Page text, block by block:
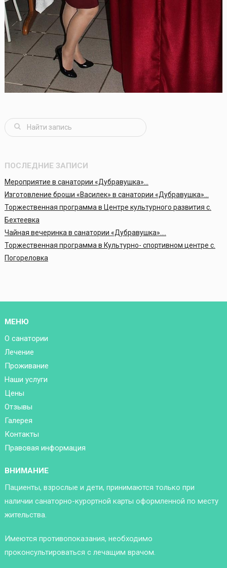
ПОСЛЕДНИЕ ЗАПИСИ
Мероприятие в санатории «Дубравушка»…
Изготовление броши «Василек» в санатории «Дубравушка»…
Торжественная программа в Центре культурного развития с.
Бехтеевка
Чайная вечеринка в санатории «Дубравушка»….
Торжественная программа в Культурно- спортивном центре с.
Погореловка
МЕНЮ
О санатории
Лечение
Проживание
Наши услуги
Цены
Отзывы
Галерея
Контакты
Правовая информация
ВНИМАНИЕ
Пациенты, взрослые и дети, принимаются только при
наличии санаторно-курортной карты оформленной по месту
жительства.
Имеются противопоказания, необходимо
проконсультироваться с лечащим врачом.